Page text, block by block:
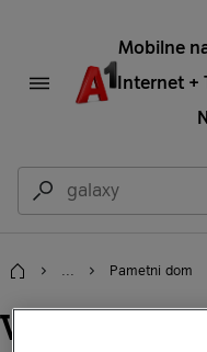
Mobilne
Internet +
Domov
... Pametni dom
Vtičnice